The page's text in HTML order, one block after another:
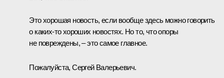
Это хорошая новость, если вообще здесь можно говорить
о каких-то хороших новостях. Но то, что опоры
не повреждены, – это самое главное.
Пожалуйста, Сергей Валерьевич.